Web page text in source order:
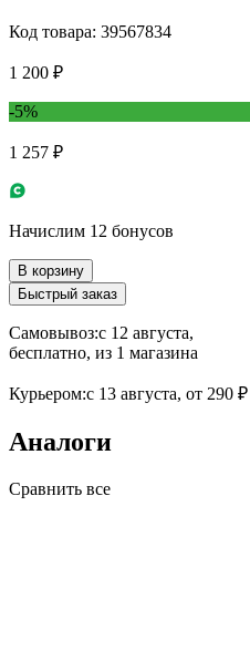
Код товара: 39567834
1 200 ₽
-5%
1 257 ₽
Начислим 12 бонусов
В корзину
Быстрый заказ
Самовывоз:c 12 августа,
бесплатно, из 1 магазина
Курьером:c 13 августа, от 290 ₽
Аналоги
Сравнить все